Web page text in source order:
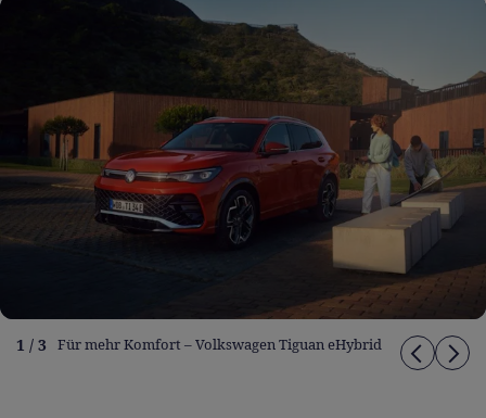
1 / 3 Für mehr Komfort – Volkswagen Tiguan eHybrid